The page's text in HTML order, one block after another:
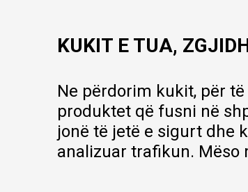
KUKIT E TUA,
Ne përdorim kukit, për
produktet që fusni në
jonë të jetë e sigurt dhe
analizuar trafikun. Mëso